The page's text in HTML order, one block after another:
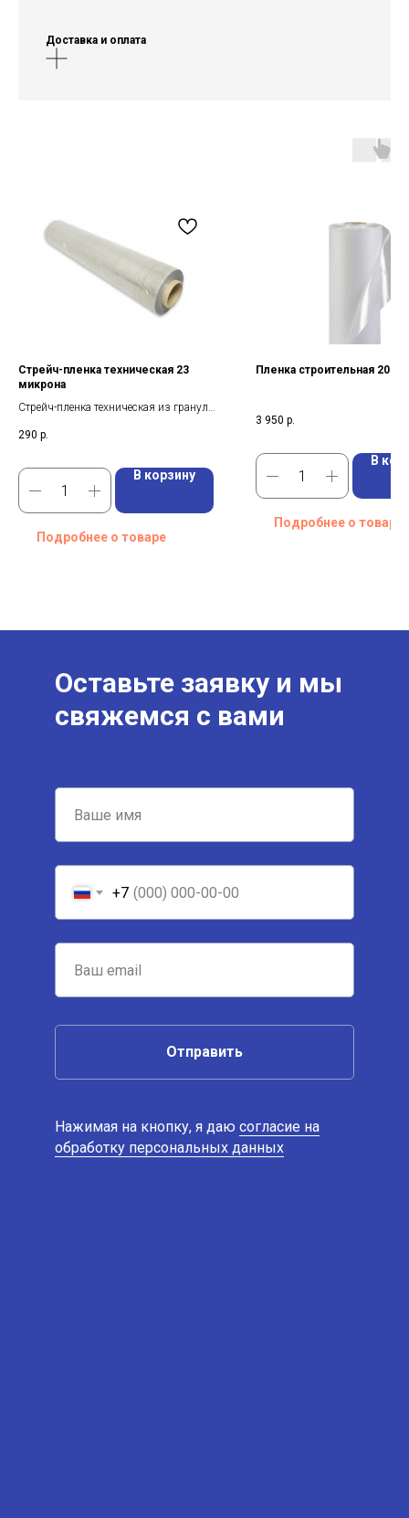
Доставка и оплата
Стрейч-пленка техническая 23
микрона
Стрейч-пленка техническая из гранул
рулона 2 кг
290 р.
В корзину
Подробнее о товаре
Пленка строительная 200
3 950 р.
В
Подробнее о товаре
Оставьте заявку и мы
свяжемся с вами
+7
Отправить
Нажимая на кнопку, я даю согласие на
обработку персональных данных